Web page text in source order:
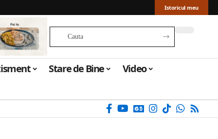
Istoricul meu
Stare de Bine Video